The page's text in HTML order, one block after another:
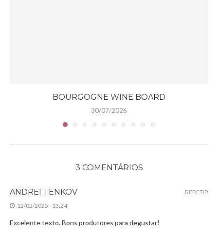
BOURGOGNE WINE BOARD
30/07/2026
3 COMENTÁRIOS
ANDREI TENKOV
12/02/2025 - 13:24
Excelente texto. Bons produtores para degustar!
REPETIR